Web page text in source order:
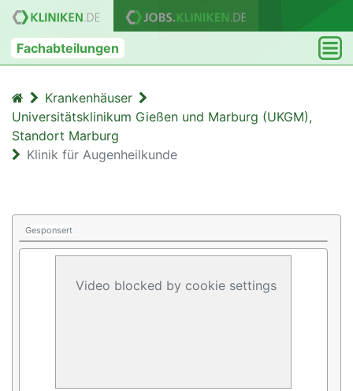
Fachabteilungen
Krankenhäuser
Universitätsklinikum Gießen und Marburg (UKGM),
Standort Marburg
Klinik für Augenheilkunde
Gesponsert
Video blocked by cookie settings